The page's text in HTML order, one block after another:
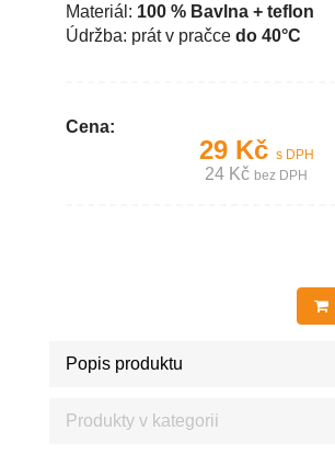
Materiál: 100 % Bavlna + teflon
Údržba: prát v pračce do 40°C
Cena:
29 Kč s DPH
24 Kč bez DPH
Popis produktu
Produkty v kategorii